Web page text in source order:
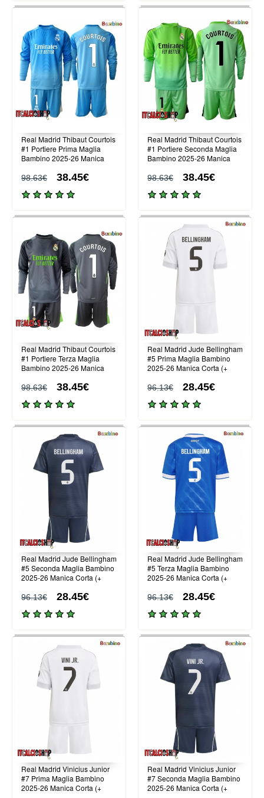
Real Madrid Thibaut Courtois
#1 Portiere Prima Maglia
Bambino 2025-26 Manica
98.63€ 38.45€
Real Madrid Thibaut Courtois
#1 Portiere Seconda Maglia
Bambino 2025-26 Manica
98.63€ 38.45€
Real Madrid Thibaut Courtois
#1 Portiere Terza Maglia
Bambino 2025-26 Manica
98.63€ 38.45€
Real Madrid Jude Bellingham
#5 Prima Maglia Bambino
2025-26 Manica Corta (+
96.13€ 28.45€
Real Madrid Jude Bellingham
#5 Seconda Maglia Bambino
2025-26 Manica Corta (+
96.13€ 28.45€
Real Madrid Jude Bellingham
#5 Terza Maglia Bambino
2025-26 Manica Corta (+
96.13€ 28.45€
Real Madrid Vinicius Junior
#7 Prima Maglia Bambino
2025-26 Manica Corta (+
Real Madrid Vinicius Junior
#7 Seconda Maglia Bambino
2025-26 Manica Corta (+